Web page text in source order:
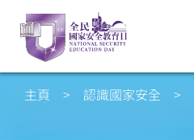
主頁 > 認識國家安全 >